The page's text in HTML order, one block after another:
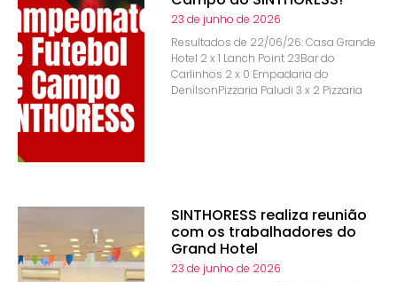
23 de junho de 2026
Resultados de 22/06/26: Casa Grande
Hotel 2 x 1 Lanch Point 23Bar do
Carlinhos 2 x 0 Empadaria do
DenílsonPizzaria Paludi 3 x 2 Pizzaria
SINTHORESS realiza reunião
com os trabalhadores do
Grand Hotel
23 de junho de 2026